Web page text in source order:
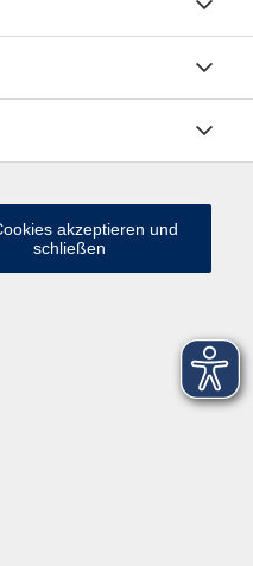
akzeptieren und
schließen